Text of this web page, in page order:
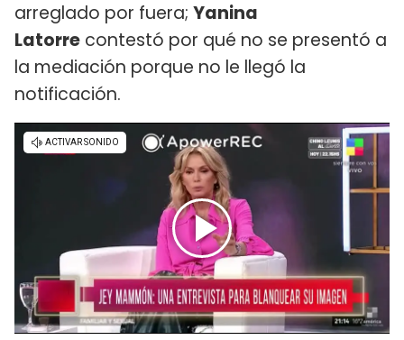
arreglado por fuera; Yanina
Latorre contestó por qué no se presentó a
la mediación porque no le llegó la
notificación.